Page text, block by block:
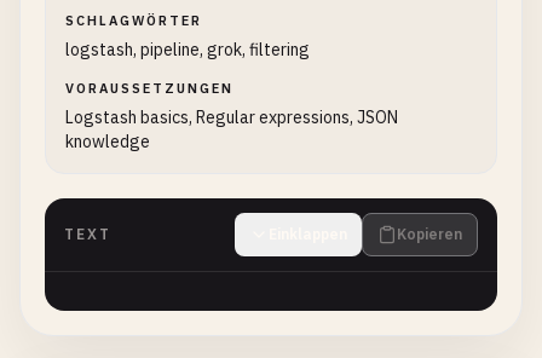
SCHLAGWÖRTER
logstash, pipeline, grok, filtering
VORAUSSETZUNGEN
Logstash basics, Regular expressions, JSON
knowledge
TEXT Kopieren